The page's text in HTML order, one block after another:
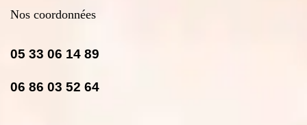
Nos coordonnées
05 33 06 14 89
06 86 03 52 64